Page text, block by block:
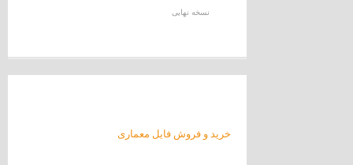
نسخه نهایی
خرید و فروش فایل معماری